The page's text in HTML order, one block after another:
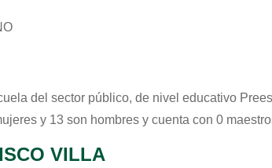
del sector público, de nivel educativo
y 13 son hombres y cuenta con 0
VILLA